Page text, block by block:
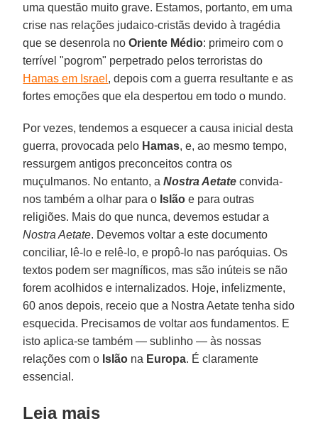
uma questão muito grave. Estamos, portanto, em uma
crise nas relações judaico-cristãs devido à tragédia
que se desenrola noOriente Médio: primeiro com o
terrível "pogrom" perpetrado pelos terroristas do
Hamas em Israel , depois com a guerra resultante e as
fortes emoções que ela despertou em todo o mundo.
Por vezes, tendemos a esquecer a causa inicial desta
guerra, provocada pelo Hamas, e, ao mesmo tempo,
ressurgem antigos preconceitos contra os
muçulmanos. No entanto, aNostra Aetate convida-
nos também a olhar para o Islão e para outras
religiões. Mais do que nunca, devemos estudar a
Nostra Aetate. Devemos voltar a este documento
conciliar, lê-lo e relê-lo, e propô-lo nas paróquias. Os
textos podem ser magníficos, mas são inúteis se não
forem acolhidos e internalizados. Hoje, infelizmente,
60 anos depois, receio que a Nostra Aetate tenha sido
esquecida. Precisamos de voltar aos fundamentos. E
isto aplica-se também — sublinho — às nossas
relações com o Islão na Europa. É claramente
essencial.
Leia mais